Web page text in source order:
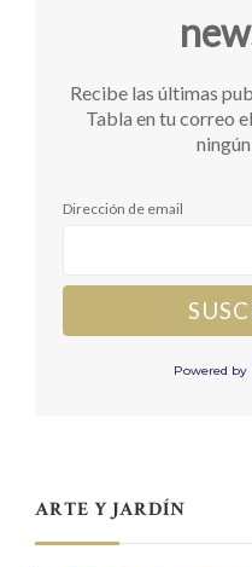
Recibe las últimas
Tabla en tu correo
Dirección de email
Powered by
ARTE Y JARDÍN